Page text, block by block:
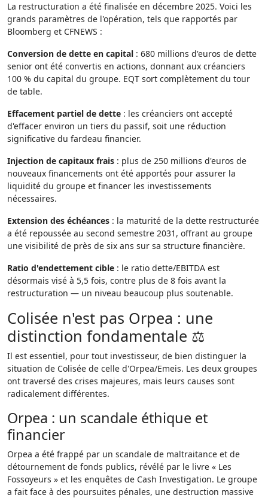
La restructuration a été finalisée en décembre 2025. Voici les
grands paramètres de l'opération, tels que rapportés par
Bloomberg et CFNEWS :
Conversion de dette en capital : 680 millions d'euros de dette
senior ont été convertis en actions, donnant aux créanciers
100 % du capital du groupe. EQT sort complètement du tour
de table.
Effacement partiel de dette : les créanciers ont accepté
d'effacer environ un tiers du passif, soit une réduction
significative du fardeau financier.
Injection de capitaux frais : plus de 250 millions d'euros de
nouveaux financements ont été apportés pour assurer la
liquidité du groupe et financer les investissements
nécessaires.
Extension des échéances : la maturité de la dette restructurée
a été repoussée au second semestre 2031, offrant au groupe
une visibilité de près de six ans sur sa structure financière.
Ratio d'endettement cible : le ratio dette/EBITDA est
désormais visé à 5,5 fois, contre plus de 8 fois avant la
restructuration — un niveau beaucoup plus soutenable.
Colisée n'est pas Orpea : une
distinction fondamentale ⚖️
Il est essentiel, pour tout investisseur, de bien distinguer la
situation de Colisée de celle d'Orpea/Emeis. Les deux groupes
ont traversé des crises majeures, mais leurs causes sont
radicalement différentes.
Orpea : un scandale éthique et
financier
Orpea a été frappé par un scandale de maltraitance et de
détournement de fonds publics, révélé par le livre « Les
Fossoyeurs » et les enquêtes de Cash Investigation. Le groupe
a fait face à des poursuites pénales, une destruction massive